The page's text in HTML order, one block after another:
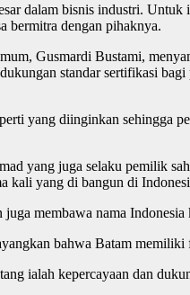
dalam bisnis industri.
bermitra dengan pihaknya.
Gusmardi Bustami,
standar sertifikasi
yang diinginkan sehingga
yang juga selaku pemilik
kali yang di bangun di
membawa nama
bahwa Batam
ialah kepercayaan dan